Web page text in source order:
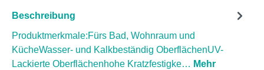
Beschreibung
Produktmerkmale:Fürs Bad, Wohnraum und
KücheWasser- und Kalkbeständig OberflächenUV-
Lackierte Oberflächenhohe Kratzfestigke… Mehr